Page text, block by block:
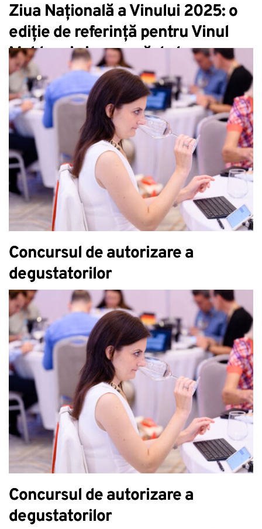
Ziua Națională a Vinului 2025: o
ediție de referință pentru Vinul
Moldovei și o rampă de lansare
spre aniversarea de 25 de ani
Concursul de autorizare a
degustatorilor
Concursul de autorizare a
degustatorilor